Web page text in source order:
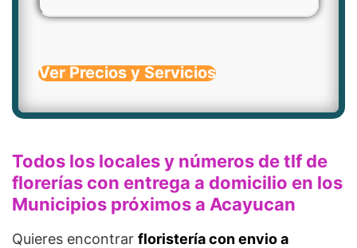
Ver Precios y Servicios
Todos los locales y números de tlf de
florerías con entrega a domicilio en los
Municipios próximos a Acayucan
Quieres encontrar floristería con envio a